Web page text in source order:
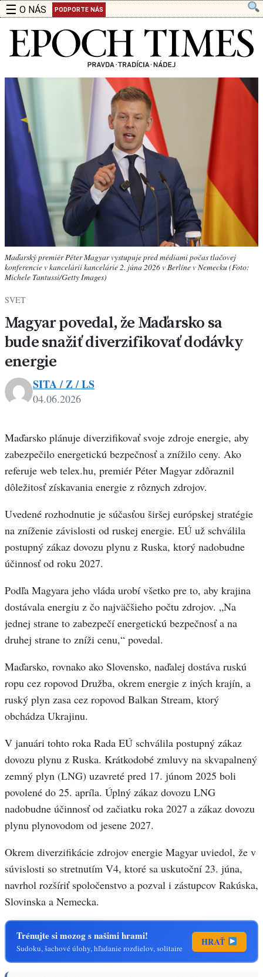
☰ O NÁS PODPORTE NÁS
Maďarský premiér Péter Magyar vystupuje pred médiami počas tlačovej
konferencie v kancelárii kancelárie 2. júna 2026 v Berlíne v Nemecku (Foto:
Michele Tantussi/Getty Images)
SVET
Magyar povedal, že Maďarsko sa
bude snažiť diverzifikovať dodávky
energie
SITA / Z / LS
04.06.2026
Maďarsko plánuje diverzifikovať svoje zdroje energie, aby
zabezpečilo energetickú bezpečnosť a znížilo ceny. Ako
referuje web telex.hu, premiér Péter Magyar zdôraznil
dôležitosť získavania energie z rôznych zdrojov.
Uvedené rozhodnutie je súčasťou širšej európskej stratégie
na zníženie závislosti od ruskej energie. EÚ už schválila
postupný zákaz dovozu plynu z Ruska, ktorý nadobudne
účinnosť od roku 2027.
Podľa Magyara jeho vláda urobí všetko pre to, aby krajina
dostávala energiu z čo najväčšieho počtu zdrojov. „Na
jednej strane to zabezpečí energetickú bezpečnosť a na
druhej strane to zníži cenu,“ povedal.
Maďarsko, rovnako ako Slovensko, naďalej dostáva ruskú
ropu cez ropovod Družba, okrem energie z iných krajín, a
ruský plyn zasa cez ropovod Balkan Stream, ktorý
obchádza Ukrajinu.
V januári tohto roka Rada EÚ schválila postupný zákaz
dovozu plynu z Ruska. Krátkodobé zmluvy na skvapalnený
zemný plyn (LNG) uzavreté pred 17. júnom 2025 boli
povolené do 25. apríla. Úplný zákaz dovozu LNG
nadobudne účinnosť od začiatku roka 2027 a zákaz dovozu
plynu plynovodom od jesene 2027.
Okrem diverzifikácie zdrojov energie Magyar uviedol, že v
súvislosti so stretnutím V4, ktoré sa uskutoční 23. júna,
navrhol rozšíriť spoločenstvo a pozval i zástupcov Rakúska,
Slovinska a Nemecka.
Trénujte si mozog s našimi hrami!
Sudoku, šachové úlohy, hľadanie rozdielov, solitaire
HRAŤ